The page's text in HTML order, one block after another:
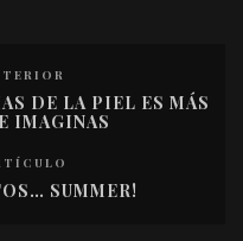
DE LA PIEL ES MÁS
IMAGINAS
SUMMER!